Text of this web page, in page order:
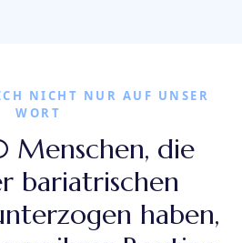
NICHT NUR AUF UNSER
WORT
die
bariatrischen
haben,